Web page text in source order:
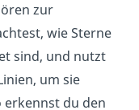
zur
wie Sterne
sind, und nutzt
um sie
erkennst du den